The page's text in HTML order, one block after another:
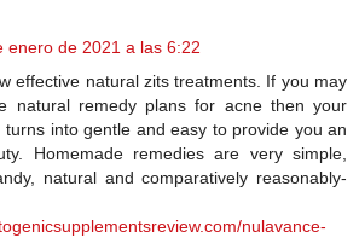
enero de 2021 a las 6:22
effective natural zits treatments. If you may
natural remedy plans for acne then your
turns into gentle and easy to provide you an
Homemade remedies are very simple,
natural and comparatively reasonably-
nulavance-